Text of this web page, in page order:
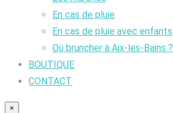
En cas de pluie
En cas de pluie avec enfants
Où bruncher à Aix-les-Bains ?
BOUTIQUE
CONTACT
×